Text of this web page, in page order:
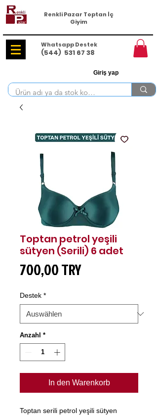
Renkli Pazar Toptan İç
Giyim
Whatsapp Destek
(544) 531 67 38
Giriş yap
Toptan petrol yeşili
sütyen (Serili) 6 adet
700,00 TRYPreis
Destek *
Anzahl *
In den Warenkorb
Toptan serili petrol yeşili sütyen